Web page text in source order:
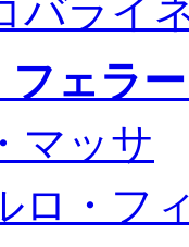
バライ
ェラ
マッサ
ロ・フ